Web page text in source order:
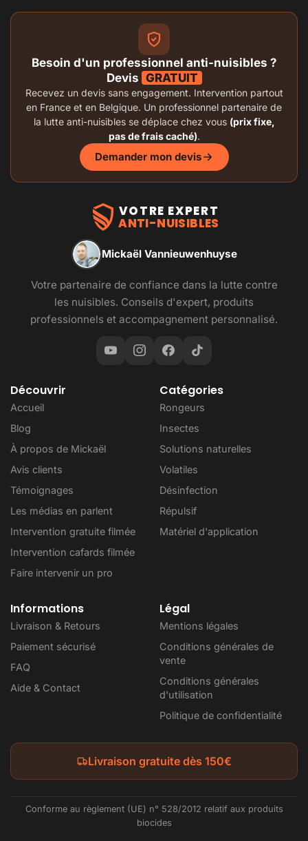
Besoin d'un professionnel anti-nuisibles ?
Devis GRATUIT
Recevez un devis sans engagement. Intervention partout
en France et en Belgique. Un professionnel partenaire de
la lutte anti-nuisibles se déplace chez vous (prix fixe,
pas de frais caché).
Demander mon devis
VOTRE EXPERT
ANTI-NUISIBLES
Mickaël Vannieuwenhuyse
Votre partenaire de confiance dans la lutte contre
les nuisibles. Conseils d'expert, produits
professionnels et accompagnement personnalisé.
Découvrir
Accueil
Blog
À propos de Mickaël
Avis clients
Témoignages
Les médias en parlent
Intervention gratuite filmée
Intervention cafards filmée
Faire intervenir un pro
Catégories
Rongeurs
Insectes
Solutions naturelles
Volatiles
Désinfection
Répulsif
Matériel d'application
Informations
Livraison & Retours
Paiement sécurisé
FAQ
Aide & Contact
Légal
Mentions légales
Conditions générales de
vente
Conditions générales
d'utilisation
Politique de confidentialité
Livraison gratuite dès 150€
Conforme au règlement (UE) n° 528/2012 relatif aux produits
biocides